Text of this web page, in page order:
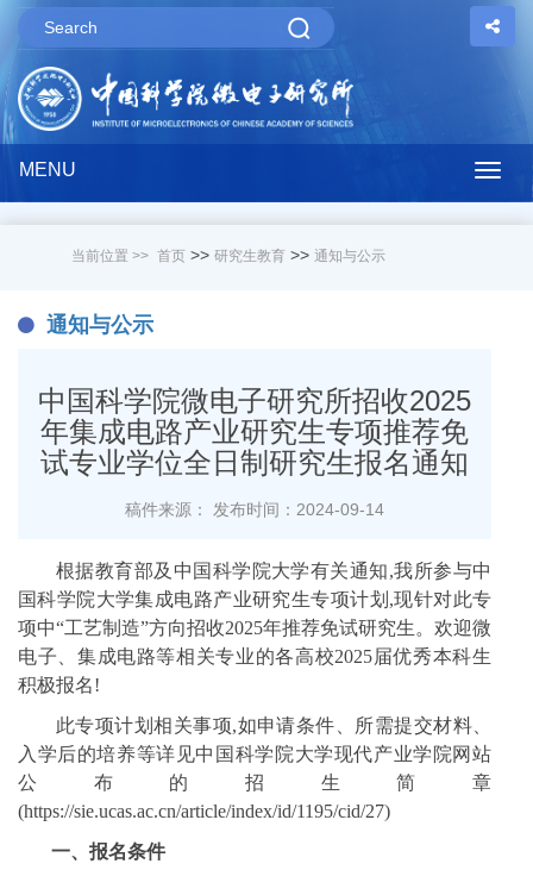
MENU
当前位置 >> 首页 >> 研究生教育 >> 通知与公示
通知与公示
中国科学院微电子研究所招收2025
年集成电路产业研究生专项推荐免
试专业学位全日制研究生报名通知
稿件来源： 发布时间：2024-09-14
根据教育部及中国科学院大学有关通知,我所参与中
国科学院大学集成电路产业研究生专项计划,现针对此专
项中“工艺制造”方向招收2025年推荐免试研究生。欢迎微
电子、集成电路等相关专业的各高校2025届优秀本科生
积极报名!
此专项计划相关事项,如申请条件、所需提交材料、
入学后的培养等详见中国科学院大学现代产业学院网站
公布的招生简章
(https://sie.ucas.ac.cn/article/index/id/1195/cid/27)
一、 报名条件